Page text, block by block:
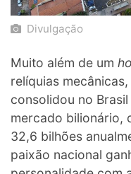
Divulgação
Muito além de um
relíquias
consolidou no
mercado bilionário,
32,6 bilhões
paixão nacional